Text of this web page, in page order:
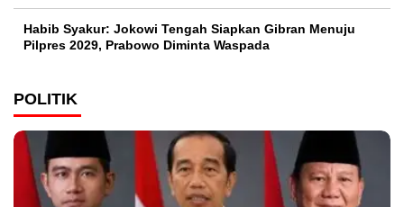
Habib Syakur: Jokowi Tengah Siapkan Gibran Menuju
Pilpres 2029, Prabowo Diminta Waspada
POLITIK